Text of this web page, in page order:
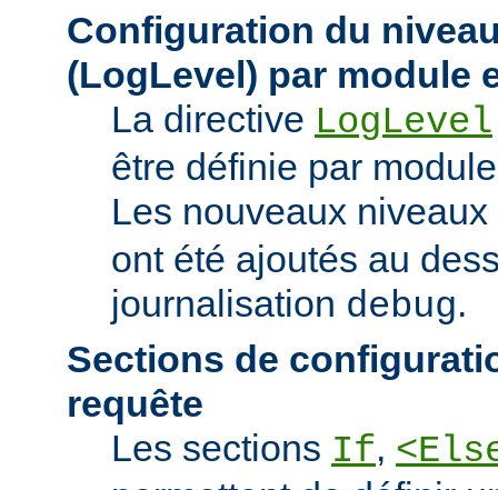
Configuration du
(LogLevel) par module
La directive LogLevel
être définie par
Les nouveaux niveaux
ont été ajoutés au
journalisation debug.
Sections de
requête
Les sections If,